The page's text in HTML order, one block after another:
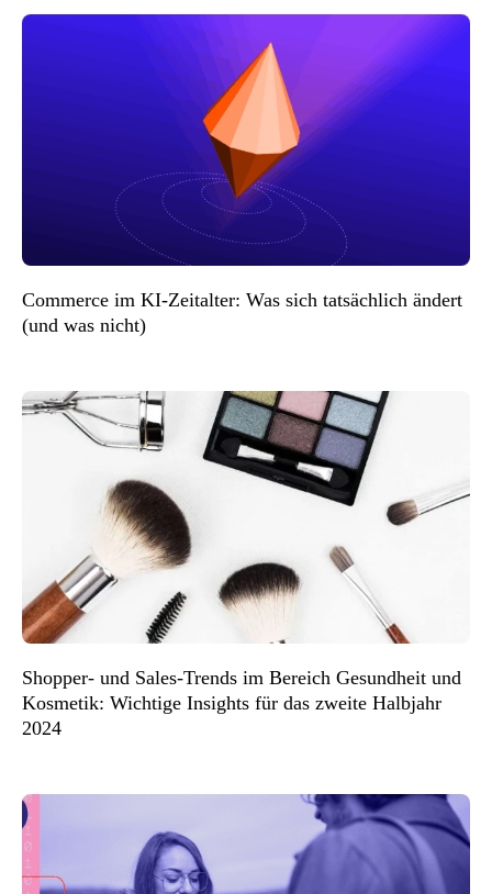
Commerce im KI-Zeitalter: Was sich tatsächlich ändert
(und was nicht)
Shopper- und Sales-Trends im Bereich Gesundheit und
Kosmetik: Wichtige Insights für das zweite Halbjahr
2024